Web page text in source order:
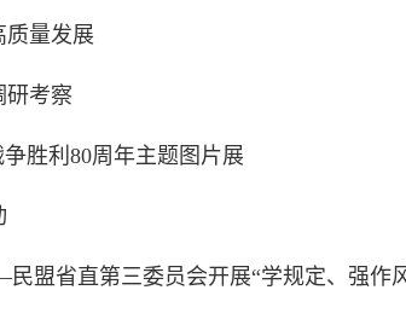
量发展
研考察
胜利80周年主题图片展
省直第三委员会开展“学规定、强作